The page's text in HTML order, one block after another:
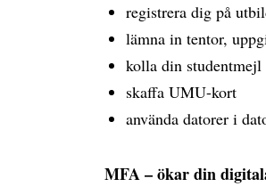
registrera dig på
lämna in tentor,
kolla din studentmejl
skaffa UMU-kort
använda datorer i
MFA – ökar din